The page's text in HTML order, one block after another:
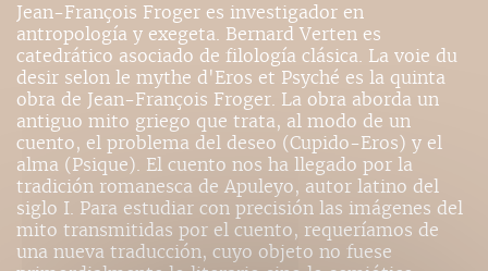
Jean-François Froger es investigador en
antropología y exegeta. Bernard Verten es
catedrático asociado de filología clásica. La voie du
desir selon le mythe d'Eros et Psyché es la quinta
obra de Jean-François Froger. La obra aborda un
antiguo mito griego que trata, al modo de un
cuento, el problema del deseo (Cupido-Eros) y el
alma (Psique). El cuento nos ha llegado por la
tradición romanesca de Apuleyo, autor latino del
siglo I. Para estudiar con precisión las imágenes del
mito transmitidas por el cuento, requeríamos de
una nueva traducción, cuyo objeto no fuese